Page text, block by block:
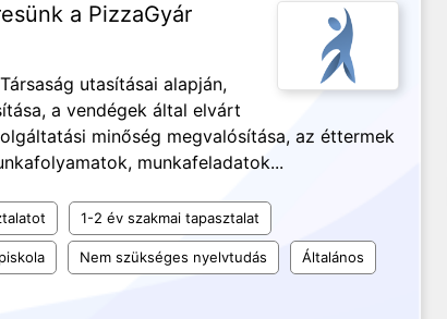
a PizzaGyár
utasításai alapján,
a vendégek által elvárt
minőség megvalósítása, az éttermek
munkafeladatok...
1-2 év szakmai tapasztalat
Nem szükséges nyelvtudás Általános